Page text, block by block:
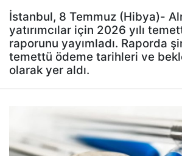
İstanbul, 8 Temmuz (Hibya)-
yatırımcılar için 2026 yılı
raporunu yayımladı. Raporda
temettü ödeme tarihleri ve
olarak yer aldı.